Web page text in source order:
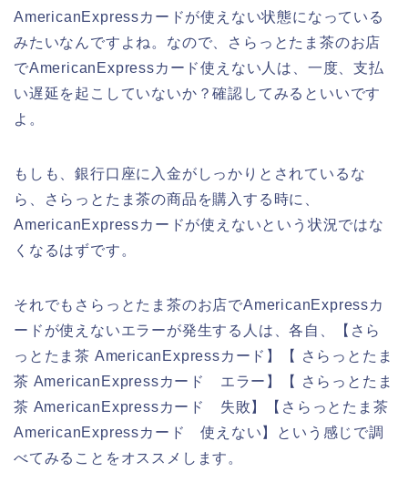
AmericanExpressカードが使えない状態になっている
みたいなんですよね。なので、さらっとたま茶のお店
でAmericanExpressカード使えない人は、一度、支払
い遅延を起こしていないか？確認してみるといいです
よ。
もしも、銀行口座に入金がしっかりとされているな
ら、さらっとたま茶の商品を購入する時に、
AmericanExpressカードが使えないという状況ではな
くなるはずです。
それでもさらっとたま茶のお店でAmericanExpressカ
ードが使えないエラーが発生する人は、各自、【さら
っとたま茶 AmericanExpressカード】【 さらっとたま
茶 AmericanExpressカード エラー】【 さらっとたま
茶 AmericanExpressカード 失敗】【さらっとたま茶
AmericanExpressカード 使えない】という感じで調
べてみることをオススメします。